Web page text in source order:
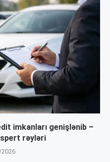
imkanları genişlənib –
rəyləri